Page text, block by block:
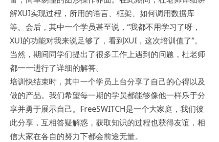
解XUI实现过程，所用的语言、框架、如何调用数据库
等。会后，其中一个学员甚至说，“我都不用学习了呀，
XUI的功能对我来说足够了，看到XUI，这次培训值了”。
当然，期间同学们提出了很多工作上遇到的问题，杜老师
都一一进行了详细的解答。
培训快结束时，其中一个学员上台分享了自己的心得以及
做的产品。我们希望每一期的学员都能够像他一样乐于分
享并勇于展示自己。FreeSWITCH是一个大家庭，我们彼
此分享，互相答疑解惑，获取知识的过程也获得友谊，相
信大家在各自的努力下都会前途无量。